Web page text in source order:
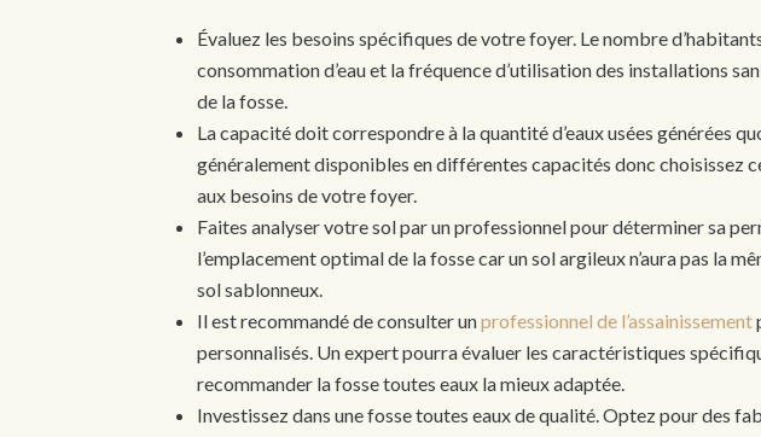
Évaluez les besoins spécifiques de votre foyer. Le nombre
consommation d’eau et la fréquence d’utilisation des installations
de la fosse.
La capacité doit correspondre à la quantité d’eaux usées générées
généralement disponibles en différentes capacités donc choisissez
aux besoins de votre foyer.
Faites analyser votre sol par un professionnel pour déterminer sa
l’emplacement optimal de la fosse car un sol argileux n’aura pas la
sol sablonneux.
Il est recommandé de consulter unprofessionnel de l’assainissement
personnalisés. Un expert pourra évaluer les caractéristiques
recommander la fosse toutes eaux la mieux adaptée.
Investissez dans une fosse toutes eaux de qualité. Optez pour des